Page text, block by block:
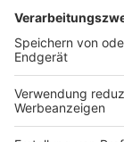
Anbau im Stall
bestehende
Kräuter und
Wetter,
Höfe entsteht